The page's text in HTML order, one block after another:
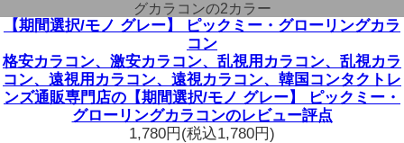
グカラコンの2カラー
【期間選択/モノ グレー】 ピックミー・グローリングカラ
コン
格安カラコン、激安カラコン、乱視用カラコン、乱視カラ
コン、遠視用カラコン、遠視カラコン、韓国コンタクトレ
ンズ通販専門店の【期間選択/モノ グレー】 ピックミー・
グローリングカラコンのレビュー評点
1,780円 (税込1,780円)